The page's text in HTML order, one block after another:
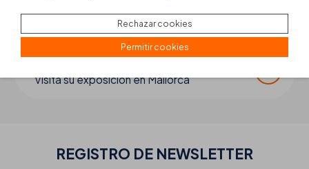
Reserva tu coche en Europcar
Visita su exposición en Mallorca
REGISTRO DE NEWSLETTER
Rechazar cookies
Permitir cookies